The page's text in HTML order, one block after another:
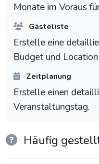
Monate im Voraus
Gästeliste
Erstelle eine
Budget und
Zeitplanung
Erstelle einen
Veranstaltungstag.
Häufig